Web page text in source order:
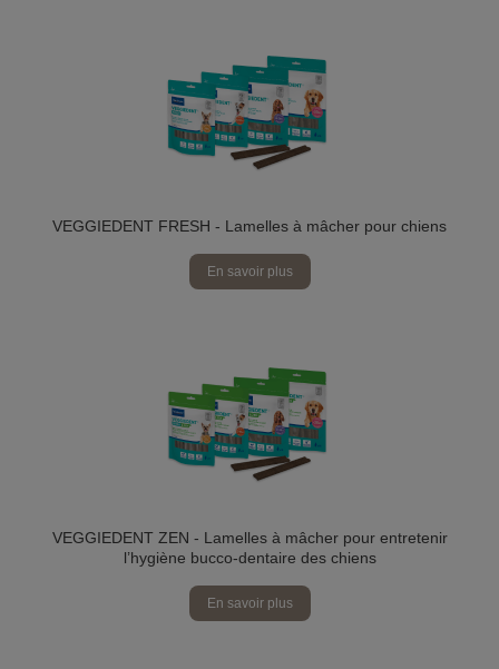
VEGGIEDENT FRESH - Lamelles à mâcher pour chiens
En savoir plus
VEGGIEDENT ZEN - Lamelles à mâcher pour entretenir
l’hygiène bucco-dentaire des chiens
En savoir plus